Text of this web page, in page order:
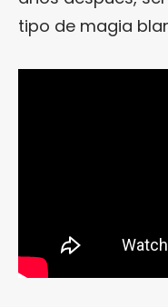
tipo de magia